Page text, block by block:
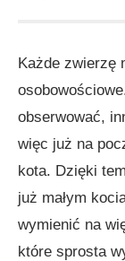
Każde zwierzę
obserwować,
więc już na
kota. Dzięki
już małym
wymienić na
które sprosta